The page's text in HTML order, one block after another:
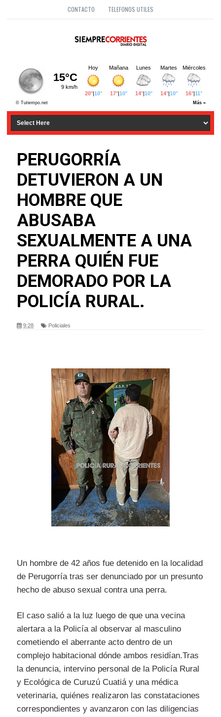
CONTACTO TELEFONOS UTILES
PERUGORRÍA
DETUVIERON A UN
HOMBRE QUE
ABUSABA
SEXUALMENTE A UNA
PERRA QUIÉN FUE
DEMORADO POR LA
POLICÍA RURAL.
9:28 Policiales
Un hombre de 42 años fue detenido en la localidad
de Perugorría tras ser denunciado por un presunto
hecho de abuso sexual contra una perra.
El caso salió a la luz luego de que una vecina
alertara a la Policía al observar al masculino
cometiendo el aberrante acto dentro de un
complejo habitacional dónde ambos residían.Tras
la denuncia, intervino personal de la Policía Rural
y Ecológica de Curuzú Cuatiá y una médica
veterinaria, quiénes realizaron las constataciones
correspondientes y avanzaron con las diligencias